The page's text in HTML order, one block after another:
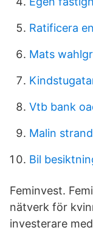
Ratificera
Mats
Vtb bank
Malin
Bil
Feminvest.
nätverk för
investerare